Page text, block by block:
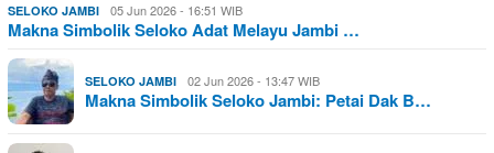
SELOKO JAMBI 05 Jun 2026 - 16:51 WIB
Makna Simbolik Seloko Adat Melayu Jambi …
SELOKO JAMBI 02 Jun 2026 - 13:47 WIB
Makna Simbolik Seloko Jambi: Petai Dak B…